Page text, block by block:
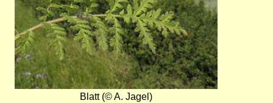
Blatt (© A. Jagel)